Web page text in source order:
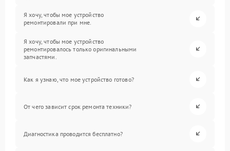
Я хочу, чтобы мое устройство
ремонтировали при мне.
Я хочу, чтобы мое устройство
ремонтировалось только оригинальными
запчастями.
Как я узнаю, что мое устройство готово?
От чего зависит срок ремонта техники?
Диагностика проводится бесплатно?